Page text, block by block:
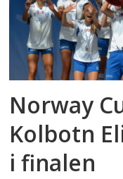
Norway
Kolbotn
i finalen